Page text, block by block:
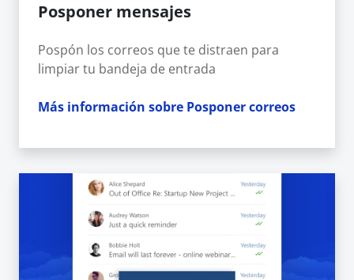
Posponer mensajes
Pospón los correos que te distraen para
limpiar tu bandeja de entrada
Más información sobre Posponer correos